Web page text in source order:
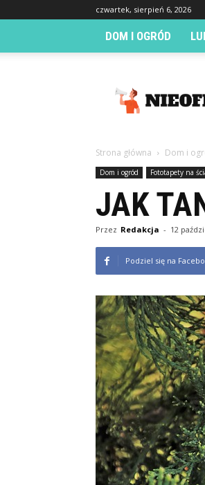
czwartek, sierpień 6, 2026
DOM I OGRÓD
Strona główna Dom i
Dom i ogród Fototapety na
JAK
Przez Redakcja - 12
Podziel się na